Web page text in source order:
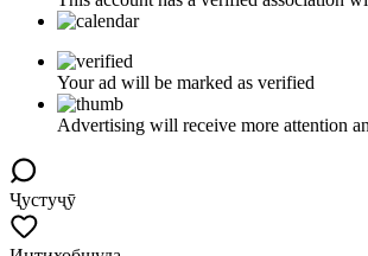
Your ad will be marked as verified
Advertising will receive more attention
Ҷустуҷӯ